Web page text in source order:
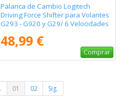
Palanca de Cambio Logitech
Driving Force Shifter para Volantes
G293 - G920 y G29/ 6 Velocidades
48,99 €
Comprar
01 02 Sig.